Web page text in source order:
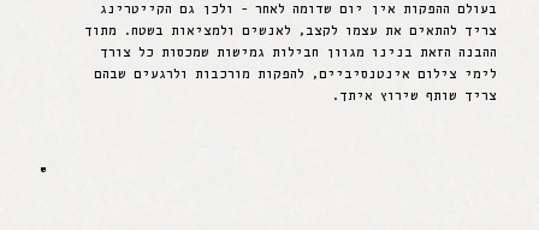
בעולם ההפקות אין יום שדומה לאחר - ולכן גם הקייטרינג
צריך להתאים את עצמו לקצב, לאנשים ולמציאות בשטח. מתוך
ההבנה הזאת בנינו מגוון חבילות גמישות שמכסות כל צורך
לימי צילום אינטנסיביים, להפקות מורכבות ולרגעים שבהם
צריך שותף שירוץ איתך.